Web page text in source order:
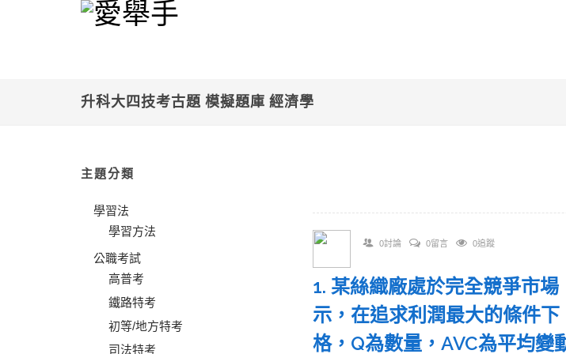
升科大四技考古題 模擬題庫 經濟學
主題分類
學習法
學習方法
公職考試
高普考
鐵路特考
初等/地方特考
司法特考
0討論 0留言 0追蹤
1. 某絲織廠處於完全競爭市
示，在追求利潤最大的條件
格，Q為數量，AVC為平均變